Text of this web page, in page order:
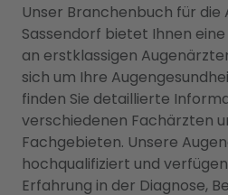
Unser Branchenbuch für die
Sassendorf bietet Ihnen
an erstklassigen
sich um Ihre
finden Sie detaillierte
verschiedenen Fachärzten
Fachgebieten. Unsere
hochqualifiziert und
Erfahrung in der Diagnose,